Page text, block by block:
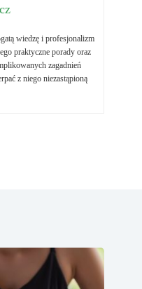
wiedzę i profesjonalizm
praktyczne porady oraz
zagadnień
z niego niezastąpioną